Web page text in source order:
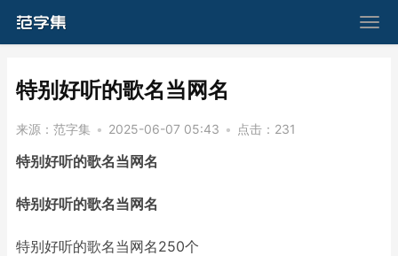
​特别好听的歌名当网名
来源： 范字集 • 2025-06-07 05:43 • 点击： 231
特别好听的歌名当网名
特别好听的歌名当网名
特别好听的歌名当网名250个